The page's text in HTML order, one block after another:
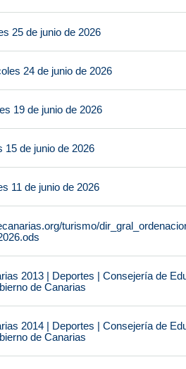
25 de junio de 2026
24 de junio de 2026
19 de junio de 2026
15 de junio de 2026
11 de junio de 2026
turismo/
2013 | Deportes | Consejería de
de Canarias
2014 | Deportes | Consejería de
de Canarias